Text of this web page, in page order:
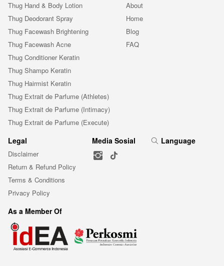
Thug Hand & Body Lotion
Thug Deodorant Spray
Thug Facewash Brightening
Thug Facewash Acne
Thug Conditioner Keratin
Thug Shampo Keratin
Thug Hairmist Keratin
Thug Extrait de Parfume (Athletes)
Thug Extrait de Parfume (Intimacy)
Thug Extrait de Parfume (Execute)
About
Home
Blog
FAQ
Legal
Disclaimer
Return & Refund Policy
Terms & Conditions
Privacy Policy
Media Sosial Language
As a Member Of